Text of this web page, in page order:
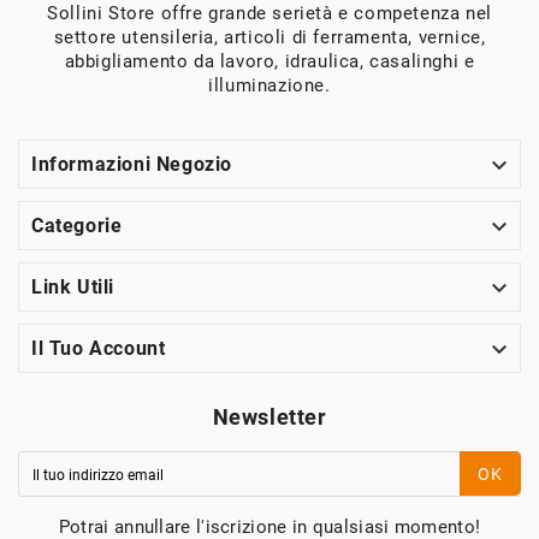
Sollini Store offre grande serietà e competenza nel
settore utensileria, articoli di ferramenta, vernice,
abbigliamento da lavoro, idraulica, casalinghi e
illuminazione.
Informazioni Negozio 
Categorie 
Link Utili 
Il Tuo Account 
Newsletter
OK
Potrai annullare l'iscrizione in qualsiasi momento!